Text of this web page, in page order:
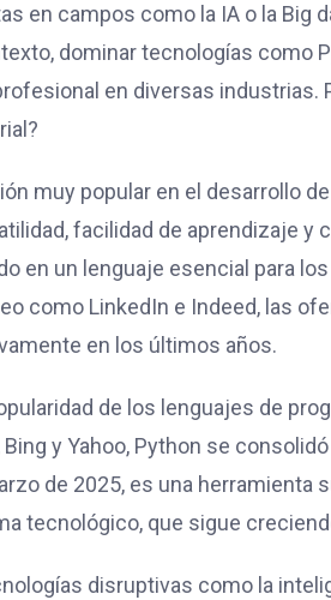
en campos como la IA o la Big
dominar tecnologías como
en diversas industrias.
muy popular en el desarrollo
facilidad de aprendizaje y
en un lenguaje esencial para
como LinkedIn e Indeed, las
en los últimos años.
de los lenguajes de
y Yahoo, Python se
de 2025, es una herramienta
tecnológico, que sigue
disruptivas como la